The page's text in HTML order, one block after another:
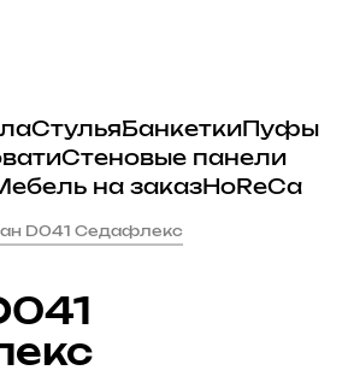
СтульяБанкеткиПуфы
Стеновые панели
на заказHoReCa
D041 Седафлекс